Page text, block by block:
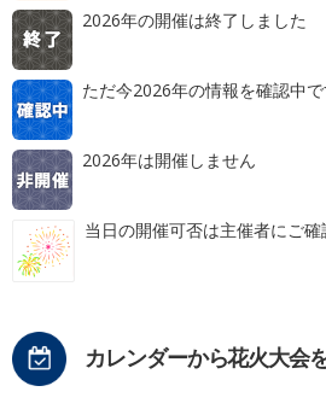
2026年の開催は終了しました
ただ今2026年の情報を確認中
2026年は開催しません
当日の開催可否は主催者にご
カレンダーから花火大会